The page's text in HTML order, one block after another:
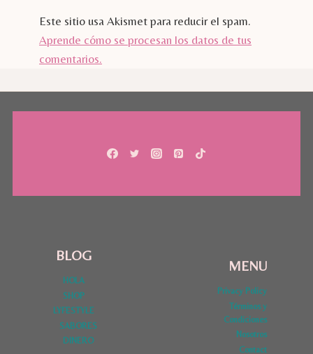
Este sitio usa Akismet para reducir el spam.
Aprende cómo se procesan los datos de tus
comentarios.
BLOG
HOLA
SHOP
LYFESTYLE
SABORES
DINERO
MENU
Privacy Policy
Términos y
Condiciones
Nosotros
Contact